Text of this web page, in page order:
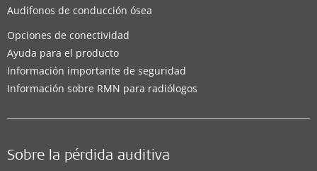
Audifonos de conducción ósea
Opciones de conectividad
Ayuda para el producto
Información importante de seguridad
Información sobre RMN para radiólogos
Sobre la pérdida auditiva